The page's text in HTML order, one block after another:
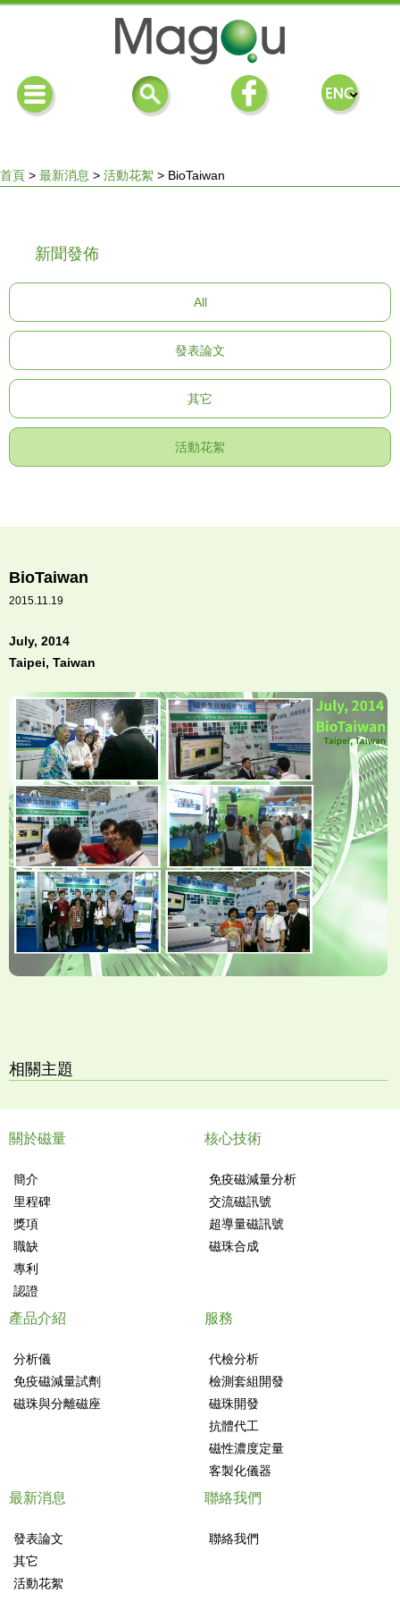
這
裡
首頁 > 最新消息 > 活動花絮 > BioTaiwan
新聞發佈
All
發表論文
其它
活動花絮
BioTaiwan
2015.11.19
July, 2014
Taipei, Taiwan
相關主題
關於磁量
簡介
里程碑
獎項
職缺
專利
認證
核心技術
免疫磁減量分析
交流磁訊號
超導量磁訊號
磁珠合成
產品介紹
分析儀
免疫磁減量試劑
磁珠與分離磁座
服務
代檢分析
檢測套組開發
磁珠開發
抗體代工
磁性濃度定量
客製化儀器
最新消息
發表論文
其它
活動花絮
聯絡我們
聯絡我們